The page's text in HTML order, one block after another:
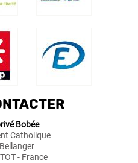
Bobée
Catholique
- France